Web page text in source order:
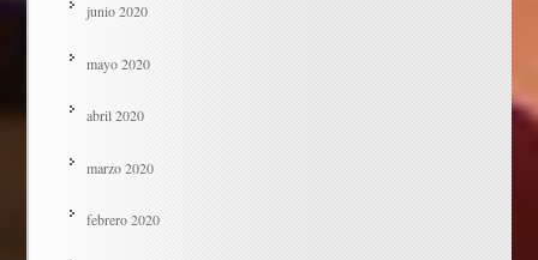
junio 2020
mayo 2020
abril 2020
marzo 2020
febrero 2020